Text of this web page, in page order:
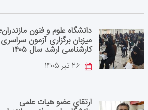
دانشگاه علوم و فنون مازندران؛
میزبان برگزاری آزمون سراسری
کارشناسی‌ ارشد سال ۱۴۰۵
ارتقای عضو هیات علمی